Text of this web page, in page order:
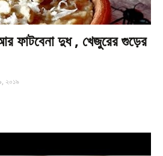
ফাটবেনা দুধ , খেজুরের গুড়ের
২০১৯